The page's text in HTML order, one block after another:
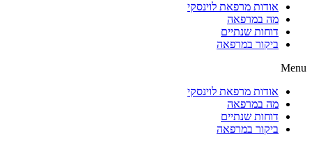
אודות מרפאת לוינסקי
מה במרפאה
דוחות שנתיים
ביקור במרפאה
Menu
אודות מרפאת לוינסקי
מה במרפאה
דוחות שנתיים
ביקור במרפאה